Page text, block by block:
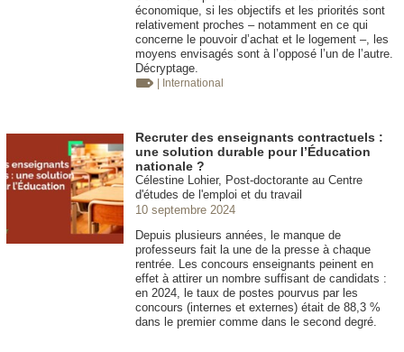
économique, si les objectifs et les priorités sont
relativement proches – notamment en ce qui
concerne le pouvoir d’achat et le logement –, les
moyens envisagés sont à l’opposé l’un de l’autre.
Décryptage.
| International
Recruter des enseignants contractuels :
une solution durable pour l’Éducation
nationale ?
Célestine Lohier, Post-doctorante au Centre
d'études de l'emploi et du travail
10 septembre 2024
Depuis plusieurs années, le manque de
professeurs fait la une de la presse à chaque
rentrée. Les concours enseignants peinent en
effet à attirer un nombre suffisant de candidats :
en 2024, le taux de postes pourvus par les
concours (internes et externes) était de 88,3 %
dans le premier comme dans le second degré.